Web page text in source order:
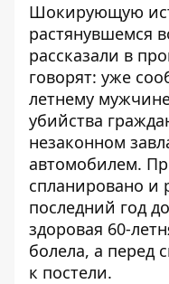
Шокирующую
растянувшемся
рассказали в
говорят: уже
летнему
убийства
незаконном
автомобилем.
спланировано и
последний год
здоровая 60-
болела, а перед
к постели.